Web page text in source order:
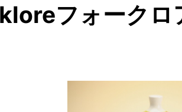
フォークロ